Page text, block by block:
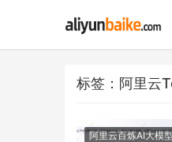
标签：阿里云
阿里云百炼AI大模